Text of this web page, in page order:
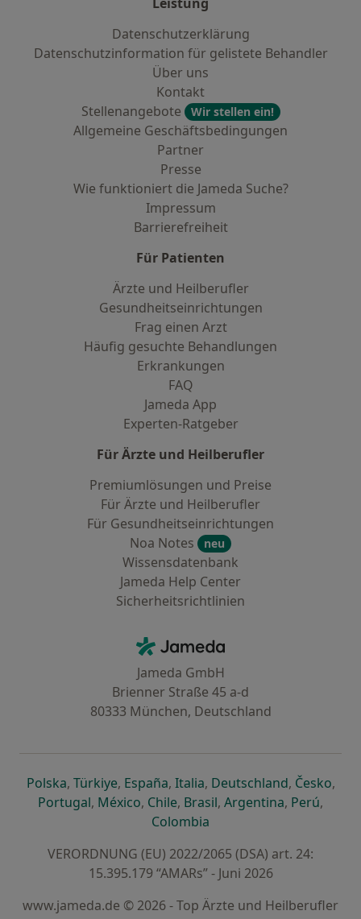
Datenschutzerklärung
Datenschutzinformation für gelistete Behandler
Über uns
Kontakt
Stellenangebote
Wir stellen ein!
Allgemeine Geschäftsbedingungen
Partner
Presse
Wie funktioniert die Jameda Suche?
Impressum
Barrierefreiheit
Für Patienten
Ärzte und Heilberufler
Gesundheitseinrichtungen
Frag einen Arzt
Häufig gesuchte Behandlungen
Erkrankungen
FAQ
Jameda App
Experten-Ratgeber
Für Ärzte und Heilberufler
Premiumlösungen und Preise
Für Ärzte und Heilberufler
Für Gesundheitseinrichtungen
Noa Notes
neu
Wissensdatenbank
Jameda Help Center
Sicherheitsrichtlinien
Jameda - Startseite
Jameda GmbH
Brienner Straße 45 a-d
80333 München, Deutschland
Polskaöffnet in einer neuen Registerkarte
, Türkiyeöffnet in einer neuen Registerkarte
, Españaöffnet in einer neuen
, Italiaöffnet in einer neuen
, Deutschlandöffnet in
, Česko,
Portugalöffnet in einer neuen Registerkarte
, Méxicoöffnet in einer neuen Registerkarte
, Chileöffnet in einer neuen
, Brasilöffnet in einer neuen
, Argentinaöffnet in
, Perúöffnet
,
Colombia
VERORDNUNG (EU) 2022/2065 (DSA) art. 24:
15.395.179 “AMARs” - Juni 2026
www.jameda.de © 2026 - Top Ärzte und Heilberufler